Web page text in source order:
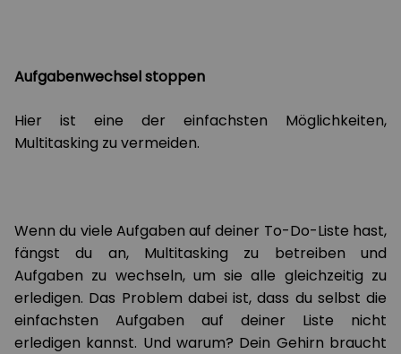
Aufgabenwechsel stoppen
Hier ist eine der einfachsten Möglichkeiten,
Multitasking zu vermeiden.
Wenn du viele Aufgaben auf deiner To-Do-Liste hast,
fängst du an, Multitasking zu betreiben und
Aufgaben zu wechseln, um sie alle gleichzeitig zu
erledigen. Das Problem dabei ist, dass du selbst die
einfachsten Aufgaben auf deiner Liste nicht
erledigen kannst. Und warum? Dein Gehirn braucht